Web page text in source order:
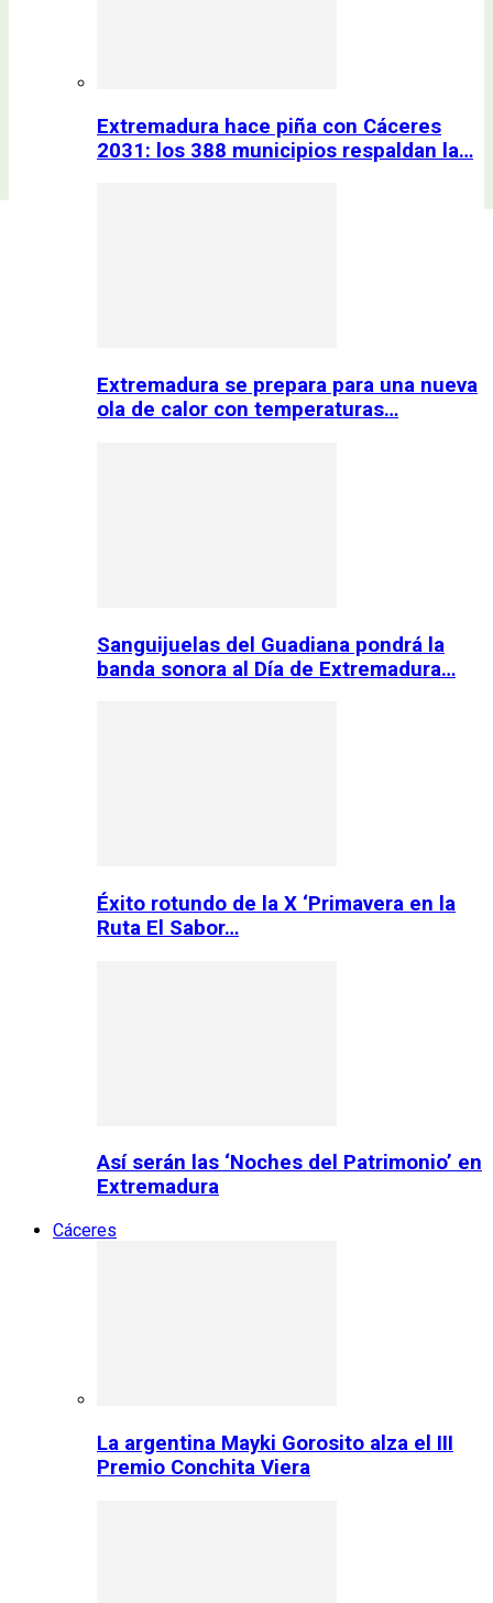
Extremadura hace piña con Cáceres
2031: los 388 municipios respaldan la…
Extremadura se prepara para una nueva
ola de calor con temperaturas…
Sanguijuelas del Guadiana pondrá la
banda sonora al Día de Extremadura…
Éxito rotundo de la X ‘Primavera en la
Ruta El Sabor…
Así serán las ‘Noches del Patrimonio’ en
Extremadura
Cáceres
La argentina Mayki Gorosito alza el III
Premio Conchita Viera